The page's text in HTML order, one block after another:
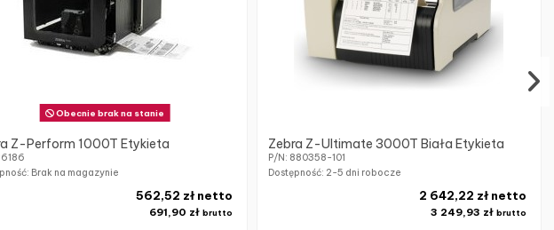
Obecnie brak na stanie
Z-Perform 1000T Etykieta
Brak na magazynie
691,90 zł brutto
562,52 zł netto
Zebra Z-Ultimate 3000T Biała Etykieta
P/N: 880358-101
Dostępność: 2-5 dni robocze
3 249,93 zł brutto
2 642,22 zł netto